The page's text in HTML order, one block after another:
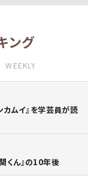
ング
WEEKLY
カムイ』を学芸員が読
くん』の10年後